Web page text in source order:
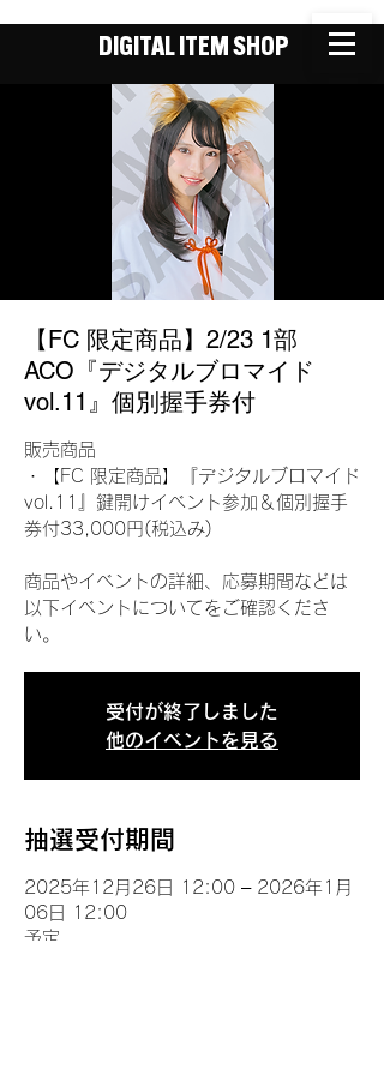
DIGITAL ITEM SHOP
【FC 限定商品】2/23 1部
ACO『デジタルブロマイド
vol.11』個別握手券付
販売商品
・【FC 限定商品】『デジタルブロマイド
vol.11』鍵開けイベント参加＆個別握手
券付33,000円(税込み)
商品やイベントの詳細、応募期間などは
以下イベントについてをご確認くださ
い。
受付が終了しました
他のイベントを見る
抽選受付期間
2025年12月26日 12:00 – 2026年1月
06日 12:00
予定